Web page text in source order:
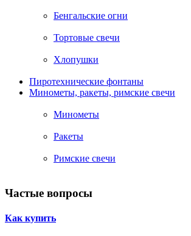
Бенгальские огни
Тортовые свечи
Хлопушки
Пиротехнические фонтаны
Минометы, ракеты, римские свечи
Минометы
Ракеты
Римские свечи
Частые вопросы
Как купить